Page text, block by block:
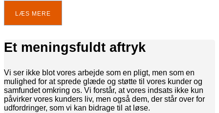
LÆS MERE
Et meningsfuldt aftryk
Vi ser ikke blot vores arbejde som en pligt, men som en
mulighed for at sprede glæde og støtte til vores kunder og
samfundet omkring os. Vi forstår, at vores indsats ikke kun
påvirker vores kunders liv, men også dem, der står over for
udfordringer, som vi kan bidrage til at løse.